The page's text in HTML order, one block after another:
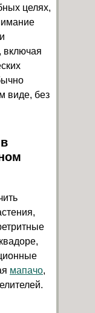
целях,
включая
виде, без
мапачо,